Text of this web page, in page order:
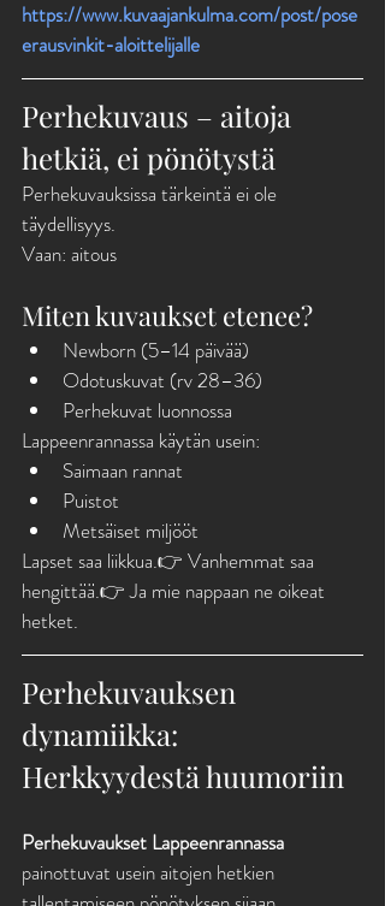
https://www.kuvaajankulma.com/post/pose
erausvinkit-aloittelijalle
Perhekuvaus – aitoja
hetkiä, ei pönötystä
Perhekuvauksissa tärkeintä ei ole
täydellisyys.
Vaan: aitous
Miten kuvaukset etenee?
Newborn (5–14 päivää)
Odotuskuvat (rv 28–36)
Perhekuvat luonnossa
Lappeenrannassa käytän usein:
Saimaan rannat
Puistot
Metsäiset miljööt
Lapset saa liikkua.👉 Vanhemmat saa
hengittää.👉 Ja mie nappaan ne oikeat
hetket.
Perhekuvauksen
dynamiikka:
Herkkyydestä huumoriin
Perhekuvaukset Lappeenrannassa
painottuvat usein aitojen hetkien